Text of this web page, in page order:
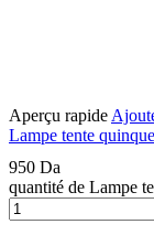
Aperçu rapide
Lampe tente
950 Da
quantité de Lampe